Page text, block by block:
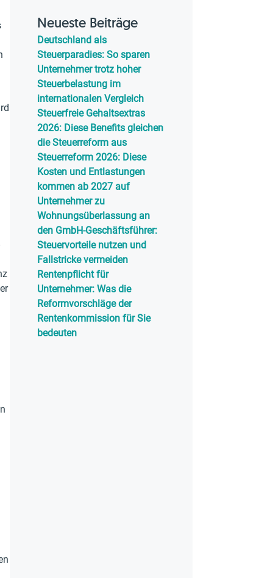
Neueste Beiträge
Deutschland als
Steuerparadies: So sparen
Unternehmer trotz hoher
Steuerbelastung im
internationalen Vergleich
Steuerfreie Gehaltsextras
2026: Diese Benefits gleichen
die Steuerreform aus
Steuerreform 2026: Diese
Kosten und Entlastungen
kommen ab 2027 auf
Unternehmer zu
Wohnungsüberlassung an
den GmbH-Geschäftsführer:
Steuervorteile nutzen und
Fallstricke vermeiden
Rentenpflicht für
Unternehmer: Was die
Reformvorschläge der
Rentenkommission für Sie
bedeuten